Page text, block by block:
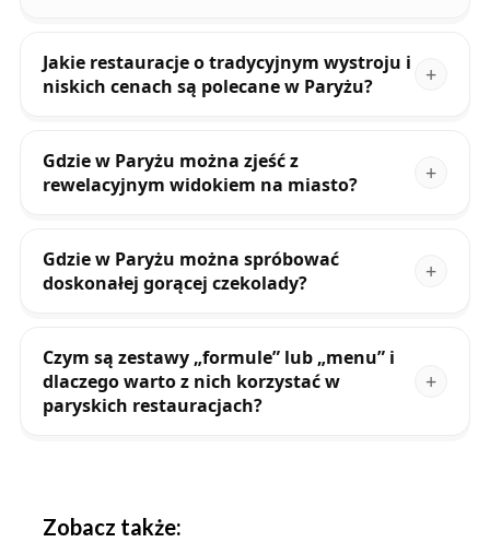
Jakie restauracje o tradycyjnym wystroju i
niskich cenach są polecane w Paryżu?
Gdzie w Paryżu można zjeść z
rewelacyjnym widokiem na miasto?
Gdzie w Paryżu można spróbować
doskonałej gorącej czekolady?
Czym są zestawy „formule” lub „menu” i
dlaczego warto z nich korzystać w
paryskich restauracjach?
Zobacz także: